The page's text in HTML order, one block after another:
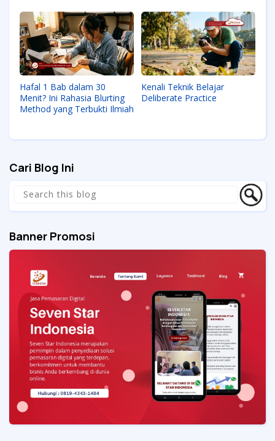
Hafal 1 Bab dalam 30
Menit? Ini Rahasia Blurting
Method yang Terbukti Ilmiah
Kenali Teknik Belajar
Deliberate Practice
Cari Blog Ini
Banner Promosi